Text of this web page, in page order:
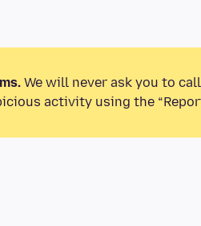
We will never ask you to
activity using the